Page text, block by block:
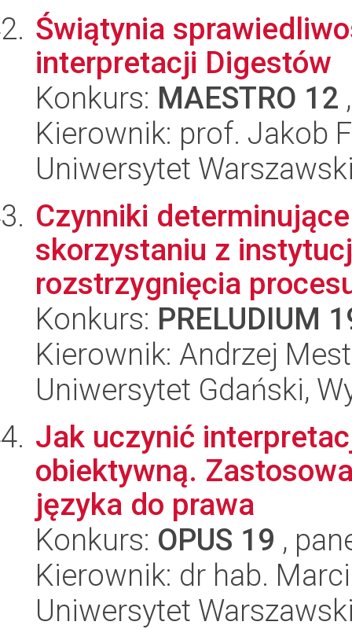
Świątynia
interpretacji Digestów
Konkurs: MAESTRO 12
Kierownik: prof. Jakob
Uniwersytet
Czynniki
skorzystaniu z
rozstrzygnięcia
Konkurs: PRELUDIUM
Kierownik: Andrzej
Uniwersytet Gdański,
Jak uczynić
obiektywną.
języka do prawa
Konkurs: OPUS 19 ,
Kierownik: dr hab.
Uniwersytet